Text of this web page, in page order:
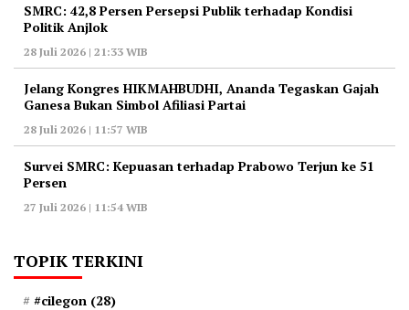
‎SMRC: 42,8 Persen Persepsi Publik terhadap Kondisi
Politik Anjlok
28 Juli 2026 | 21:33 WIB
‎Jelang Kongres HIKMAHBUDHI, Ananda Tegaskan Gajah
Ganesa Bukan Simbol Afiliasi Partai
28 Juli 2026 | 11:57 WIB
‎Survei SMRC: Kepuasan terhadap Prabowo Terjun ke 51
Persen
27 Juli 2026 | 11:54 WIB
TOPIK TERKINI
#cilegon (28)